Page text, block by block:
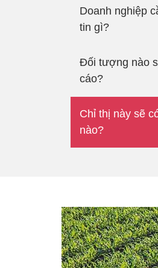
Doanh nghiệp
tin gì?
Đối tượng nào
cáo?
Chỉ thị này sẽ
nào?